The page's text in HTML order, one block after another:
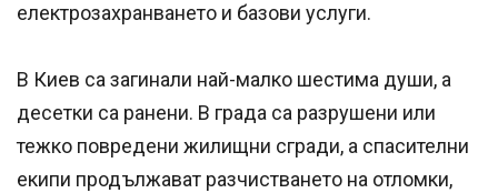
електрозахранването и базови услуги.
В Киев са загинали най-малко шестима души, а
десетки са ранени. В града са разрушени или
тежко повредени жилищни сгради, а спасителни
екипи продължават разчистването на отломки,